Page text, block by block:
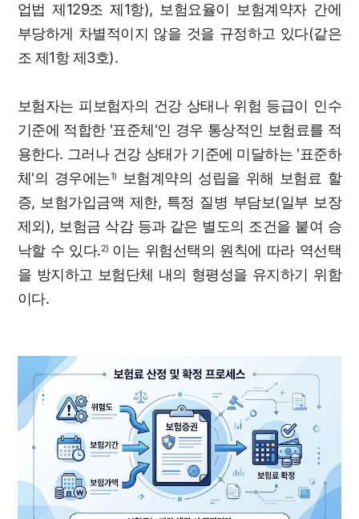
업법 제129조 제1항), 보험요율이 보험계약자 간에
부당하게 차별적이지 않을 것을 규정하고 있다(같은
조 제1항 제3호).
보험자는 피보험자의 건강 상태나 위험 등급이 인수
기준에 적합한 '표준체'인 경우 통상적인 보험료를 적
용한다. 그러나 건강 상태가 기준에 미달하는 '표준하
체'의 경우에는1)
보험계약의 성립을 위해 보험료 할
증, 보험가입금액 제한, 특정 질병 부담보(일부 보장
제외), 보험금 삭감 등과 같은 별도의 조건을 붙여 승
낙할 수 있다.2) 이는 위험선택의 원칙에 따라 역선택
을 방지하고 보험단체 내의 형평성을 유지하기 위함
이다.